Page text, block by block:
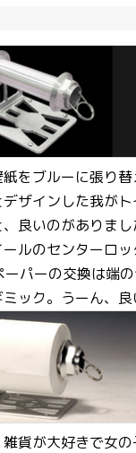
をブルーに張り
ザインした我が
良いのがありま
ルのセンターロ
ーパーの交換は端
ック。うーん、良
貨が大好きで女